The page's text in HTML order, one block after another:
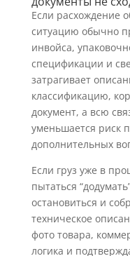
Если расхождение
ситуацию обычно
инвойса,
спецификации и
затрагивает
классификацию,
документ, а всю
уменьшается риск
дополнительных
Если груз уже в
пытаться
остановиться и
техническое
фото товара,
логика и